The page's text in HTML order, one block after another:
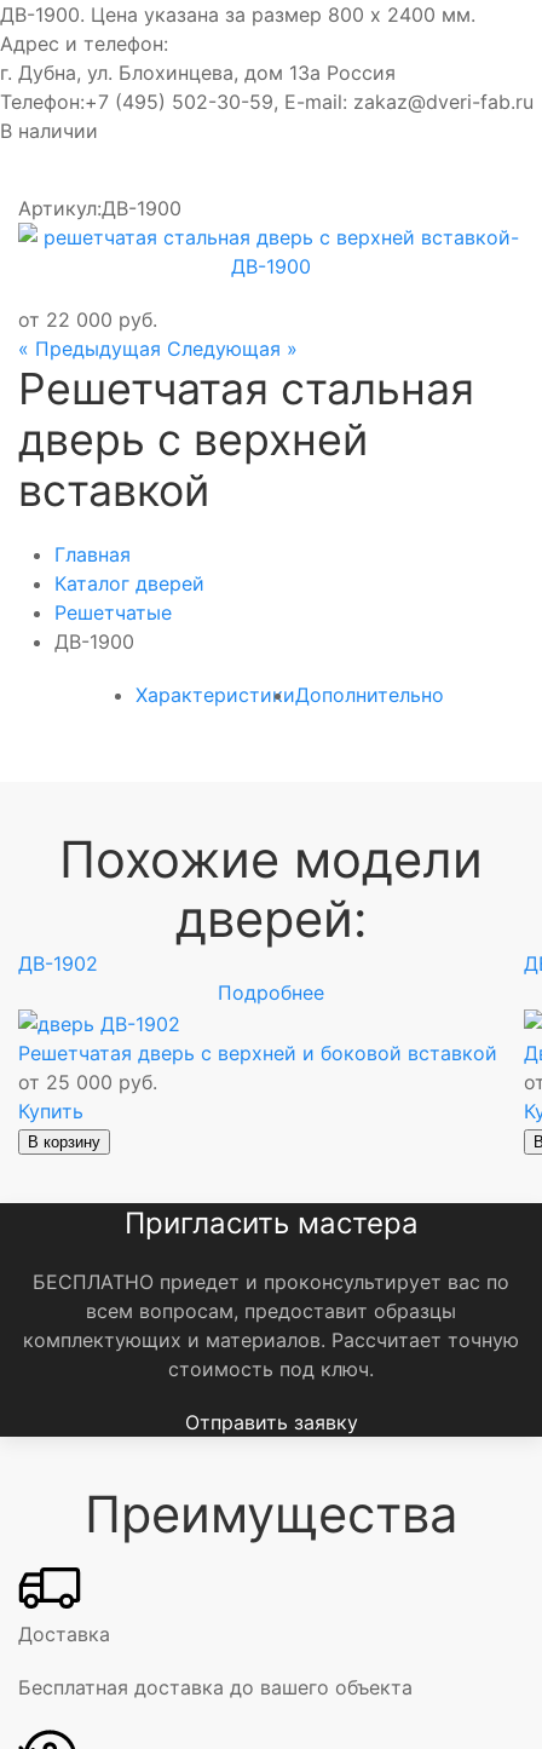
ДВ-1900. Цена указана за размер 800 х 2400 мм.
Адрес и телефон:
г. Дубна, ул. Блохинцева, дом 13а Россия
Телефон:+7 (495) 502-30-59, E-mail: zakaz@dveri-fab.ru
В наличии
Артикул:ДВ-1900
от 22 000 руб.
« Предыдущая Следующая »
Решетчатая стальная
дверь с верхней
вставкой
Главная
Каталог дверей
Решетчатые
ДВ-1900
ХарактеристикиДополнительно
Похожие модели
дверей:
ДВ-1902
Подробнее
Решетчатая дверь с верхней и боковой вставкой
от 25 000 руб.
Купить
В корзину
Пригласить мастера
БЕСПЛАТНО приедет и проконсультирует вас по
всем вопросам, предоставит образцы
комплектующих и материалов. Рассчитает точную
стоимость под ключ.
Отправить заявку
Преимущества
Доставка
Бесплатная доставка до вашего объекта